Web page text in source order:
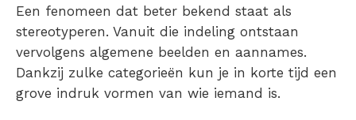
Een fenomeen dat beter bekend staat als
stereotyperen. Vanuit die indeling ontstaan
vervolgens algemene beelden en aannames.
Dankzij zulke categorieën kun je in korte tijd een
grove indruk vormen van wie iemand is.